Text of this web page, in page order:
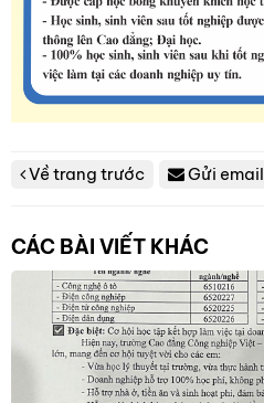
Về trang trước Gửi email
CÁC BÀI VIẾT KHÁC